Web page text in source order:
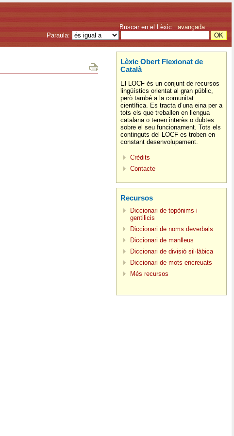
Buscar en el Lèxic avançada
Paraula:
Lèxic Obert Flexionat de
Català
El LOCF és un conjunt de recursos
lingüístics orientat al gran públic,
però també a la comunitat
científica. Es tracta d’una eina per a
tots els que treballen en llengua
catalana o tenen interès o dubtes
sobre el seu funcionament. Tots els
continguts del LOCF es troben en
constant desenvolupament.
Crèdits
Contacte
Recursos
Diccionari de topònims i
gentilicis
Diccionari de noms deverbals
Diccionari de manlleus
Diccionari de divisió sil·làbica
Diccionari de mots encreuats
Més recursos